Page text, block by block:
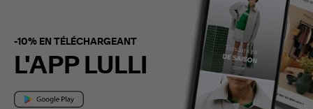
-10% EN TÉLÉCHARGEANT
L'APP LULLI